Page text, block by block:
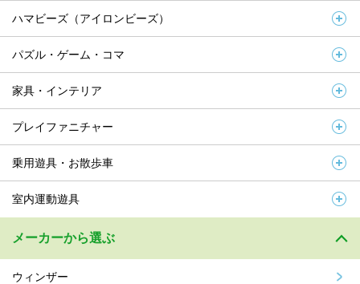
ハマビーズ（アイロンビーズ）
パズル・ゲーム・コマ
家具・インテリア
プレイファニチャー
乗用遊具・お散歩車
室内運動遊具
メーカーから選ぶ
ウィンザー